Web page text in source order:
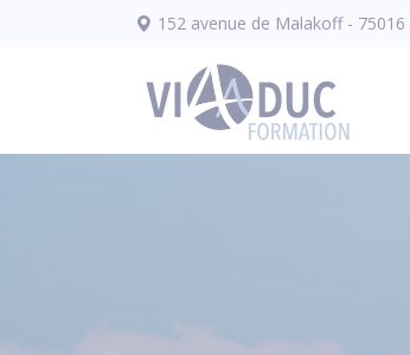
152 avenue de Malakoff - 75016
Panneau de gestion des cookies